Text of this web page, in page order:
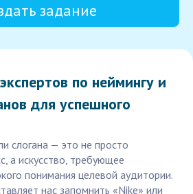
задание
по неймингу и
для успешного
слогана — это не просто
а искусство, требующее
понимания целевой аудитории.
нас запомнить «Nike» или